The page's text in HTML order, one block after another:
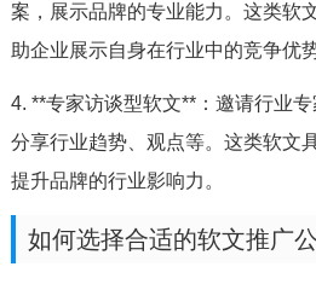
案，展示品牌的专业能力。这类软
助企业展示自身在行业中的竞争优势
4. **专家访谈型软文**：邀请行业
分享行业趋势、观点等。这类软文
提升品牌的行业影响力。
如何选择合适的软文推广